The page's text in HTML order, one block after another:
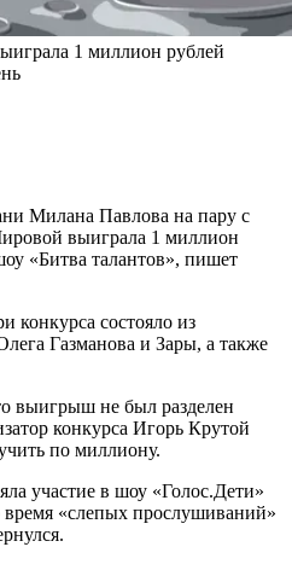
1 миллион рублей
Милана Павлова на пару с
выиграла 1 миллион
«Битва талантов», пишет
конкурса состояло из
Газманова и Зары, а также
выигрыш не был разделен
конкурса Игорь Крутой
по миллиону.
участие в шоу «Голос.Дети»
«слепых прослушиваний»